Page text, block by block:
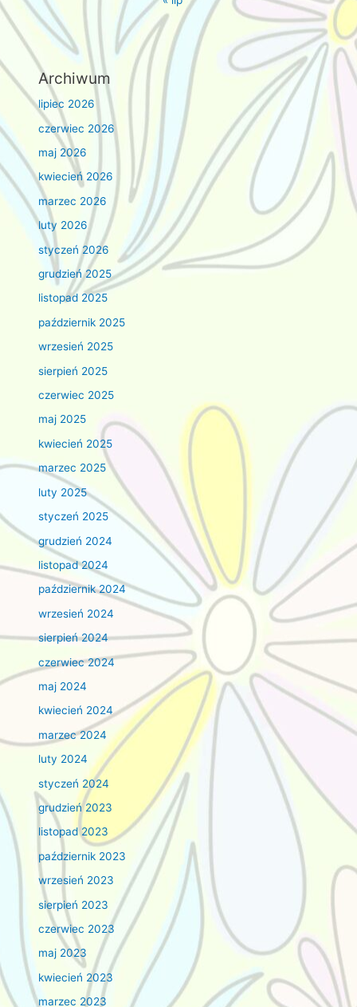
Archiwum
lipiec 2026
czerwiec 2026
maj 2026
kwiecień 2026
marzec 2026
luty 2026
styczeń 2026
grudzień 2025
listopad 2025
październik 2025
wrzesień 2025
sierpień 2025
czerwiec 2025
maj 2025
kwiecień 2025
marzec 2025
luty 2025
styczeń 2025
grudzień 2024
listopad 2024
październik 2024
wrzesień 2024
sierpień 2024
czerwiec 2024
maj 2024
kwiecień 2024
marzec 2024
luty 2024
styczeń 2024
grudzień 2023
listopad 2023
październik 2023
wrzesień 2023
sierpień 2023
czerwiec 2023
maj 2023
kwiecień 2023
marzec 2023